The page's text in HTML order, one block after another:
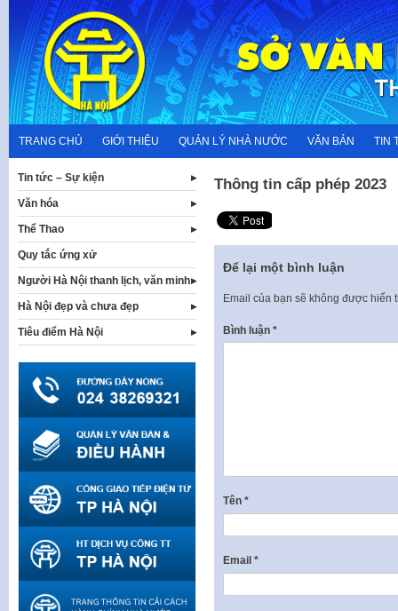
content
TRANG CHỦ GIỚI THIỆU QUẢN LÝ NHÀ NƯỚC VĂN BẢN TIN
Thông tin cấp phép 2023
Để lại một bình luận
Email của bạn sẽ không được hiển
Bình luận *
Tên *
Email *
Tin tức – Sự kiện
Văn hóa
Thể Thao
Quy tắc ứng xử
Người Hà Nội thanh lịch, văn minh
Hà Nội đẹp và chưa đẹp
Tiêu điểm Hà Nội